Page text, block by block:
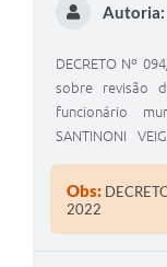
Autoria:
DECRETO Nº
sobre revisão
funcionário
SANTINONI
legais de seu
Obs:
2022